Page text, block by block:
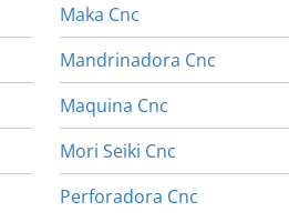
Maka Cnc
Mandrinadora Cnc
Maquina Cnc
Mori Seiki Cnc
Perforadora Cnc